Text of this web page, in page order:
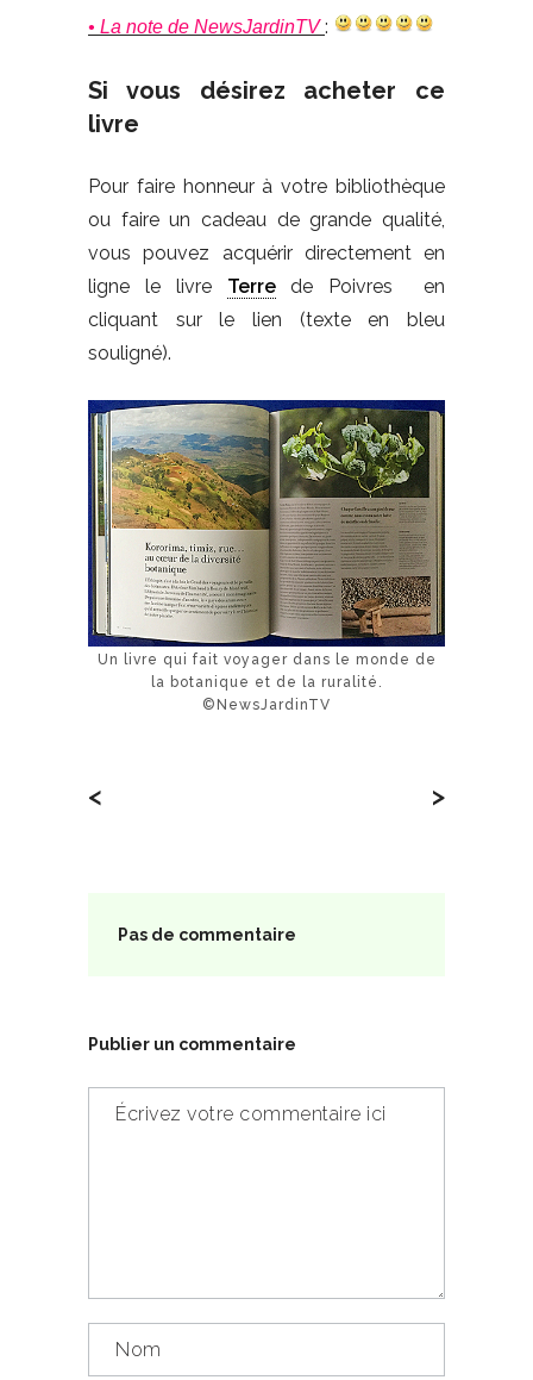
• La note de NewsJardinTV:
Si vous désirez acheter ce
livre
Pour faire honneur à votre bibliothèque
ou faire un cadeau de grande qualité,
vous pouvez acquérir directement en
ligne le livre Terrede Poivres en
cliquant sur le lien (texte en bleu
souligné).
Un livre qui fait voyager dans le monde de
la botanique et de la ruralité.
©NewsJardinTV
< >
Pas de commentaire
Publier un commentaire